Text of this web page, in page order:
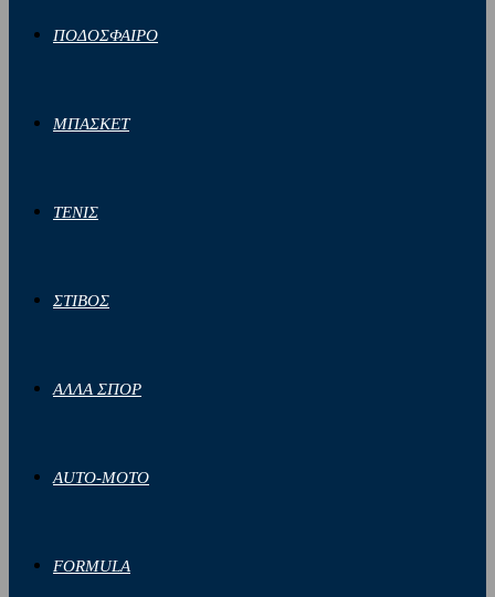
ΠΟΔΟΣΦΑΙΡΟ
ΜΠΑΣΚΕΤ
ΤΕΝΙΣ
ΣΤΙΒΟΣ
ΑΛΛΑ ΣΠΟΡ
AUTO-MOTO
FORMULA